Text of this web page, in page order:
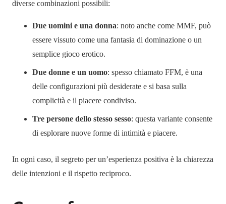
diverse combinazioni possibili:
Due uomini e una donna: noto anche come MMF, può
essere vissuto come una fantasia di dominazione o un
semplice gioco erotico.
Due donne e un uomo: spesso chiamato FFM, è una
delle configurazioni più desiderate e si basa sulla
complicità e il piacere condiviso.
Tre persone dello stesso sesso: questa variante consente
di esplorare nuove forme di intimità e piacere.
In ogni caso, il segreto per un’esperienza positiva è la chiarezza
delle intenzioni e il rispetto reciproco.